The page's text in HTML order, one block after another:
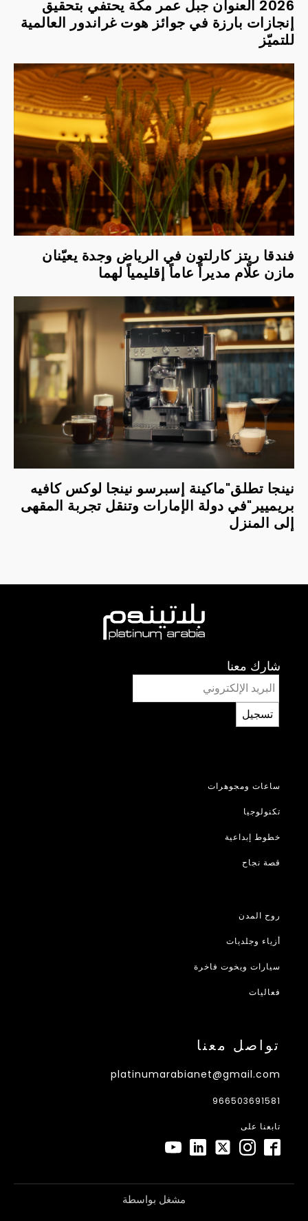
2026 العنوان جبل عمر مكة يحتفي بتحقيق
إنجازات بارزة في جوائز هوت غراندور العالمية
للتميّز
فندقا ريتز كارلتون في الرياض وجدة يعيّنان
مازن علّام مديراً عاماً إقليمياً لهما
نينجا تطلق"ماكينة إسبرسو نينجا لوكس كافيه
بريميير"في دولة الإمارات وتنقل تجربة المقهى
إلى المنزل
شارك معنا
تسجيل
ساعات ومجوهرات
تكنولوجيا
خطوط إبداعية
قصة نجاح
روح المدن
أزياء وجلديات
سيارات ويخوت فاخرة
فعاليات
تواصل معنا
platinumarabianet@gmail.com
966503691581
تابعنا على
مشغل بواسطة